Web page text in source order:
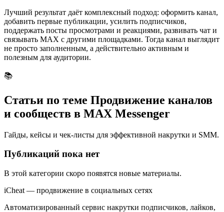
Лучший результат даёт комплексный подход: оформить канал,
добавить первые публикации, усилить подписчиков,
поддержать посты просмотрами и реакциями, развивать чат и
связывать MAX с другими площадками. Тогда канал выглядит
не просто заполненным, а действительно активным и
полезным для аудитории.
📚
Статьи по теме Продвижение каналов
и сообществ в MAX Messenger
Гайды, кейсы и чек-листы для эффективной накрутки и SMM.
Публикаций пока нет
В этой категории скоро появятся новые материалы.
iCheat — продвижение в социальных сетях
Автоматизированный сервис накрутки подписчиков, лайков,